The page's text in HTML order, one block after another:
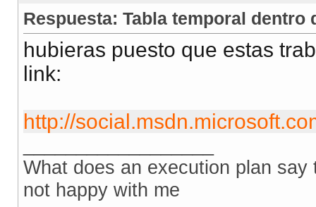
Respuesta: Tabla temporal dentro
hubieras puesto que estas
link:
http://
What does an execution plan
not happy with me